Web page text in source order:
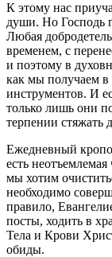
К этому нас
души. Но Господь
Любая
временем, с
и поэтому в
как мы получаем в
инструментов. И
только лишь они
терпении стяжать
Ежедневный
есть
мы хотим
необходимо
правило,
посты, ходить в
Тела и Крови
обиды.